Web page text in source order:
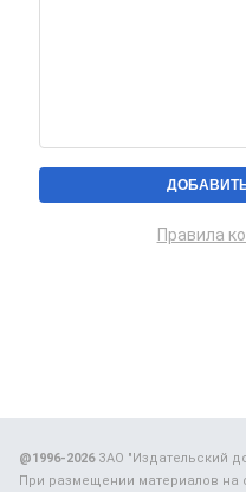
Правила
@1996-2026ЗАО "Издательский
При размещении материалов на